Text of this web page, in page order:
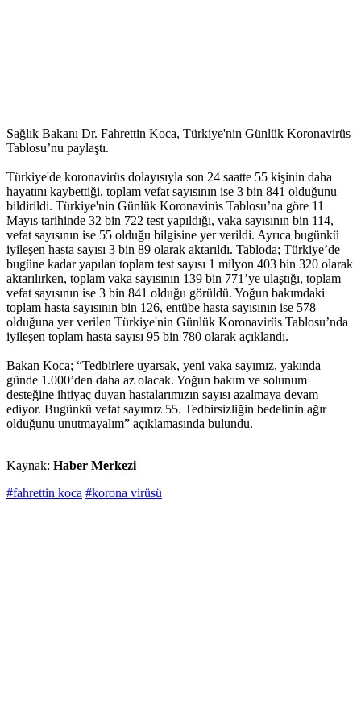
Sağlık Bakanı Dr. Fahrettin Koca, Türkiye'nin Günlük Koronavirüs
Tablosu’nu paylaştı.
Türkiye'de koronavirüs dolayısıyla son 24 saatte 55 kişinin daha
hayatını kaybettiği, toplam vefat sayısının ise 3 bin 841 olduğunu
bildirildi. Türkiye'nin Günlük Koronavirüs Tablosu’na göre 11
Mayıs tarihinde 32 bin 722 test yapıldığı, vaka sayısının bin 114,
vefat sayısının ise 55 olduğu bilgisine yer verildi. Ayrıca bugünkü
iyileşen hasta sayısı 3 bin 89 olarak aktarıldı. Tabloda; Türkiye’de
bugüne kadar yapılan toplam test sayısı 1 milyon 403 bin 320 olarak
aktarılırken, toplam vaka sayısının 139 bin 771’ye ulaştığı, toplam
vefat sayısının ise 3 bin 841 olduğu görüldü. Yoğun bakımdaki
toplam hasta sayısının bin 126, entübe hasta sayısının ise 578
olduğuna yer verilen Türkiye'nin Günlük Koronavirüs Tablosu’nda
iyileşen toplam hasta sayısı 95 bin 780 olarak açıklandı.
Bakan Koca; “Tedbirlere uyarsak, yeni vaka sayımız, yakında
günde 1.000’den daha az olacak. Yoğun bakım ve solunum
desteğine ihtiyaç duyan hastalarımızın sayısı azalmaya devam
ediyor. Bugünkü vefat sayımız 55. Tedbirsizliğin bedelinin ağır
olduğunu unutmayalım” açıklamasında bulundu.
Kaynak: Haber Merkezi
#fahrettin koca #korona virüsü